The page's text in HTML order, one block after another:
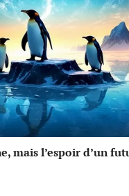
mais l’espoir d’un